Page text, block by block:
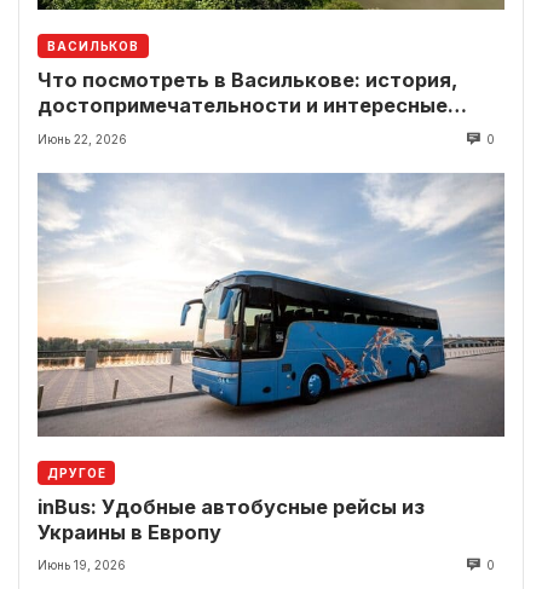
ВАСИЛЬКОВ
Что посмотреть в Василькове: история,
достопримечательности и интересные
локации рядом
Июнь 22, 2026 0
ДРУГОЕ
inBus: Удобные автобусные рейсы из
Украины в Европу
Июнь 19, 2026 0